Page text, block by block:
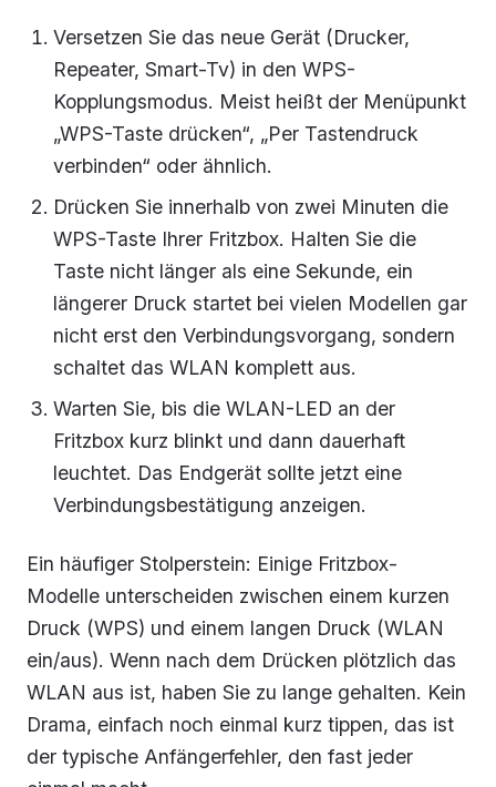
Versetzen Sie das neue Gerät (Drucker,
Repeater, Smart-Tv) in den WPS-
Kopplungsmodus. Meist heißt der Menüpunkt
„WPS-Taste drücken“, „Per Tastendruck
verbinden“ oder ähnlich.
Drücken Sie innerhalb von zwei Minuten die
WPS-Taste Ihrer Fritzbox. Halten Sie die
Taste nicht länger als eine Sekunde, ein
längerer Druck startet bei vielen Modellen gar
nicht erst den Verbindungsvorgang, sondern
schaltet das WLAN komplett aus.
Warten Sie, bis die WLAN-LED an der
Fritzbox kurz blinkt und dann dauerhaft
leuchtet. Das Endgerät sollte jetzt eine
Verbindungsbestätigung anzeigen.
Ein häufiger Stolperstein: Einige Fritzbox-
Modelle unterscheiden zwischen einem kurzen
Druck (WPS) und einem langen Druck (WLAN
ein/aus). Wenn nach dem Drücken plötzlich das
WLAN aus ist, haben Sie zu lange gehalten. Kein
Drama, einfach noch einmal kurz tippen, das ist
der typische Anfängerfehler, den fast jeder